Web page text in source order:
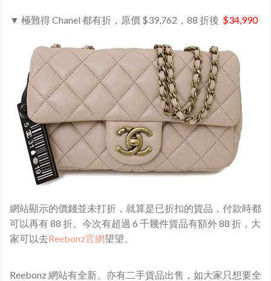
▼ 極難得 Chanel 都有折，原價 $39,762，88 折後 $34,990
網站顯示的價錢並未打折，就算是已折扣的貨品，付款時都
可以再有 88 折。今次有超過 6 千幾件貨品有額外 88 折，大
家可以去Reebonz官網望望。
Reebonz 網站有全新、亦有二手貨品出售，如大家只想要全